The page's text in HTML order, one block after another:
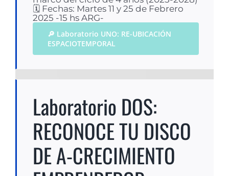
🗓 Fechas: Martes 11 y 25 de Febrero
2025 -15 hs ARG-
🔎 Laboratorio UNO: RE-UBICACIÓN
ESPACIOTEMPORAL
Laboratorio DOS:
RECONOCE TU DISCO
DE A-CRECIMIENTO